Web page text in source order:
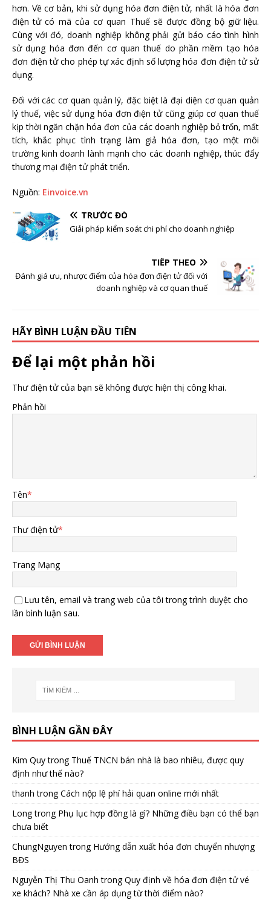
hơn. Về cơ bản, khi sử dụng hóa đơn điện tử, nhất là hóa đơn
điện tử có mã của cơ quan Thuế sẽ được đồng bộ giữ liệu.
Cùng với đó, doanh nghiệp không phải gửi báo cáo tình hình
sử dụng hóa đơn đến cơ quan thuế do phần mềm tạo hóa
đơn điện tử cho phép tự xác định số lượng hóa đơn điện tử sử
dụng.
Đối với các cơ quan quản lý, đặc biệt là đại diện cơ quan quản
lý thuế, việc sử dụng hóa đơn điện tử cũng giúp cơ quan thuế
kịp thời ngăn chặn hóa đơn của các doanh nghiệp bỏ trốn, mất
tích, khắc phục tình trạng làm giả hóa đơn, tạo một môi
trường kinh doanh lành mạnh cho các doanh nghiệp, thúc đẩy
thương mại điện tử phát triển.
Nguồn: Einvoice.vn
TRƯỚC ĐÓ
Giải pháp kiểm soát chi phí cho doanh nghiệp
TIẾP THEO
Đánh giá ưu, nhược điểm của hóa đơn điện tử đối với
doanh nghiệp và cơ quan thuế
HÃY BÌNH LUẬN ĐẦU TIÊN
Để lại một phản hồi
Thư điện tử của bạn sẽ không được hiện thị công khai.
Phản hồi
Tên*
Thư điện tử*
Trang Mạng
Lưu tên, email và trang web của tôi trong trình duyệt cho
lần bình luận sau.
BÌNH LUẬN GẦN ĐÂY
Kim Quytrong Thuế TNCN bán nhà là bao nhiêu, được quy
định như thế nào?
thanh trongCách nộp lệ phí hải quan online mới nhất
Longtrong Phụ lục hợp đồng là gì? Những điều bạn có thể bạn
chưa biết
ChungNguyen trong Hướng dẫn xuất hóa đơn chuyển nhượng
BĐS
Nguyễn Thị Thu Oanh trongQuy định về hóa đơn điện tử vé
xe khách? Nhà xe cần áp dụng từ thời điểm nào?